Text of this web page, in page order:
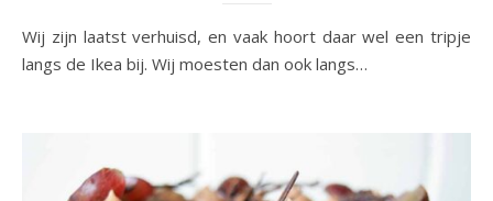
Wij zijn laatst verhuisd, en vaak hoort daar wel een tripje
langs de Ikea bij. Wij moesten dan ook langs…